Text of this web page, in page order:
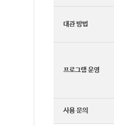
대관 방법
프로그램 운영
사용 문의